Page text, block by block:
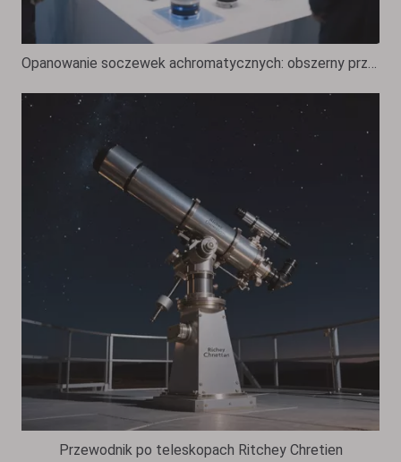
Opanowanie soczewek achromatycznych: obszerny przewodnik po soczewkach achromatycznych z korekcją kolorów
Przewodnik po teleskopach Ritchey Chretien